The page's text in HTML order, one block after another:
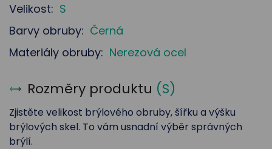
Velikost: S
Barvy obruby: Černá
Materiály obruby: Nerezová ocel
Rozměry produktu (S)
Zjistěte velikost brýlového obruby, šířku a výšku
brýlových skel. To vám usnadní výběr správných
brýlí.